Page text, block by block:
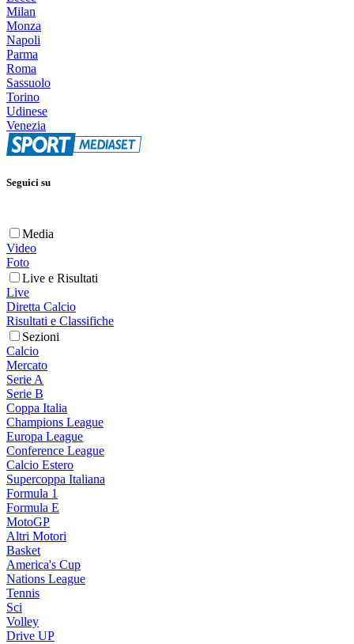
Milan
Monza
Napoli
Parma
Roma
Sassuolo
Torino
Udinese
Venezia
Seguici su
Media
Video
Foto
Live e Risultati
Live
Diretta Calcio
Risultati e Classifiche
Sezioni
Calcio
Mercato
Serie A
Serie B
Coppa Italia
Champions League
Europa League
Conference League
Calcio Estero
Supercoppa Italiana
Formula 1
Formula E
MotoGP
Altri Motori
Basket
America's Cup
Nations League
Tennis
Sci
Volley
Drive UP